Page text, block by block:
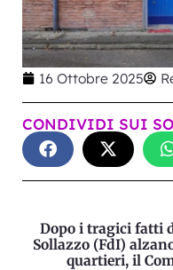
16 Ottobre 2025
CONDIVIDI SUI
Dopo i tragici fatti
Sollazzo (FdI)
quartieri, il